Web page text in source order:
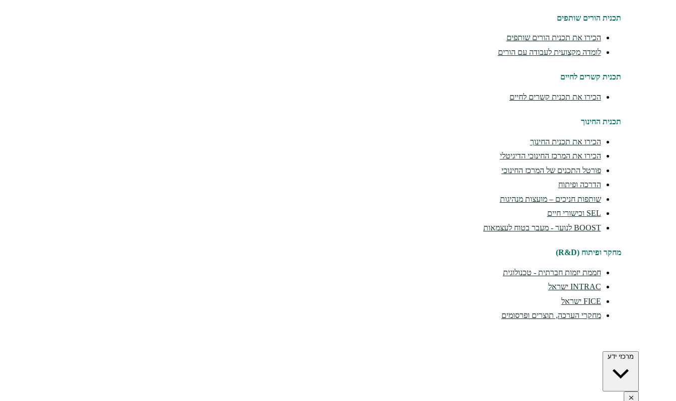
תכנית הורים שותפים
הכירו את תכנית הורים שותפים
לומדה מקצועית לעבודה עם הורים
תכנית קשרים לחיים
הכירו את תכנית קשרים לחיים
תכנית החינוך
הכירו את תכנית החינוך
הכירו את המרכז החינוכי הדיגיטלי
פורטל התכנים של המרכז החינוכי
הדרכה ופיתוח
שותפות חניכים – מועצות מנהיגות
SEL וכישורי חיים
BOOST לנוער - מעבר בטוח לעצמאות
מחקר ופיתוח (R&D)
חממת יזמות חברתית - טכנולוגית
INTRAC ישראל
FICE ישראל
מחקרי הערכה, תוצרים ופרסומים
מרכזי ידע